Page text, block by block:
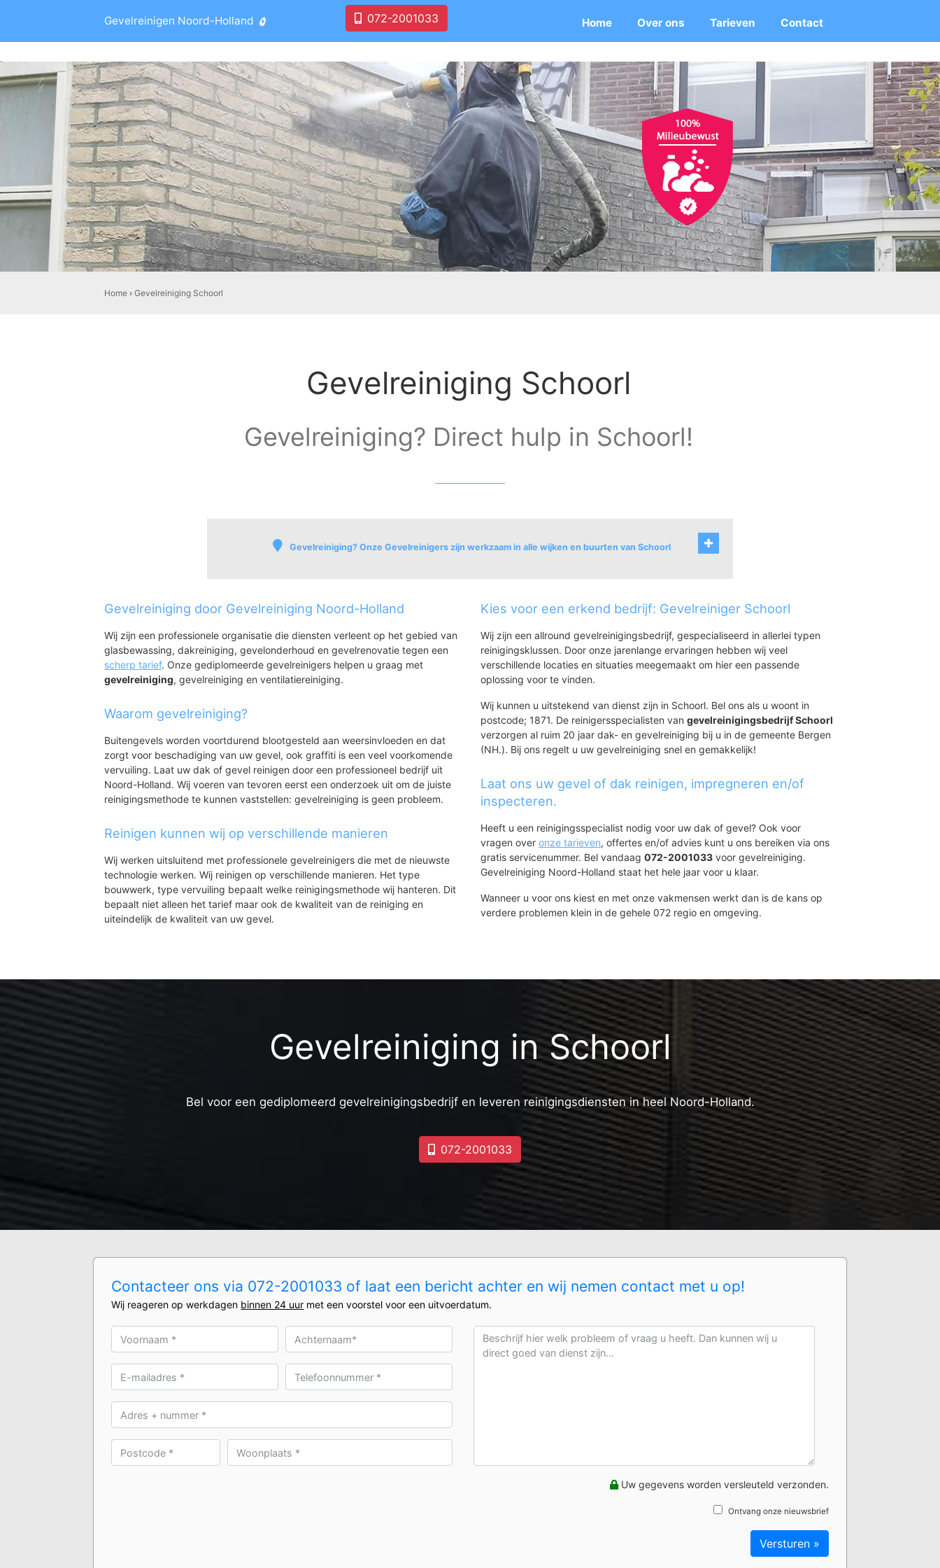
Gevelreinigen Noord-Holland 072-2001033 Home Over ons Tarieven Contact
Home ›Gevelreiniging Schoorl
Gevelreiniging Schoorl
Gevelreiniging? Direct hulp in Schoorl!
Gevelreiniging? Onze Gevelreinigers zijn werkzaam in alle wijken en buurten van Schoorl
Schoorl met Bregtdorp
Schoorldam
Aagtdorp
Catrijp
Groet met Hargen
Camperduin
Gevelreiniging door Gevelreiniging Noord-Holland
Wij zijn een professionele organisatie die diensten verleent op het gebied van
glasbewassing, dakreiniging, gevelonderhoud en gevelrenovatie tegen een
scherp tarief. Onze gediplomeerde gevelreinigers helpen u graag met
gevelreiniging, gevelreiniging en ventilatiereiniging.
Waarom gevelreiniging?
Buitengevels worden voortdurend blootgesteld aan weersinvloeden en dat
zorgt voor beschadiging van uw gevel, ook graffiti is een veel voorkomende
vervuiling. Laat uw dak of gevel reinigen door een professioneel bedrijf uit
Noord-Holland. Wij voeren van tevoren eerst een onderzoek uit om de juiste
reinigingsmethode te kunnen vaststellen: gevelreiniging is geen probleem.
Reinigen kunnen wij op verschillende manieren
Wij werken uitsluitend met professionele gevelreinigers die met de nieuwste
technologie werken. Wij reinigen op verschillende manieren. Het type
bouwwerk, type vervuiling bepaalt welke reinigingsmethode wij hanteren. Dit
bepaalt niet alleen het tarief maar ook de kwaliteit van de reiniging en
uiteindelijk de kwaliteit van uw gevel.
Kies voor een erkend bedrijf: Gevelreiniger Schoorl
Wij zijn een allround gevelreinigingsbedrijf, gespecialiseerd in allerlei typen
reinigingsklussen. Door onze jarenlange ervaringen hebben wij veel
verschillende locaties en situaties meegemaakt om hier een passende
oplossing voor te vinden.
Wij kunnen u uitstekend van dienst zijn in Schoorl. Bel ons als u woont in
postcode; 1871. De reinigersspecialisten van gevelreinigingsbedrijf Schoorl
verzorgen al ruim 20 jaar dak- en gevelreiniging bij u in de gemeente Bergen
(NH.). Bij ons regelt u uw gevelreiniging snel en gemakkelijk!
Laat ons uw gevel of dak reinigen, impregneren en/of
inspecteren.
Heeft u een reinigingsspecialist nodig voor uw dak of gevel? Ook voor
vragen over onze tarieven, offertes en/of advies kunt u ons bereiken via ons
gratis servicenummer. Bel vandaag 072-2001033 voor gevelreiniging.
Gevelreiniging Noord-Holland staat het hele jaar voor u klaar.
Wanneer u voor ons kiest en met onze vakmensen werkt dan is de kans op
verdere problemen klein in de gehele 072 regio en omgeving.
Gevelreiniging in Schoorl
Bel voor een gediplomeerd gevelreinigingsbedrijf en leveren reinigingsdiensten in heel Noord-Holland.
072-2001033
Contacteer ons via 072-2001033 of laat een bericht achter en wij nemen contact met u op!
Wij reageren op werkdagen binnen 24 uur met een voorstel voor een uitvoerdatum.
Uw gegevens worden versleuteld verzonden.
Ontvang onze nieuwsbrief